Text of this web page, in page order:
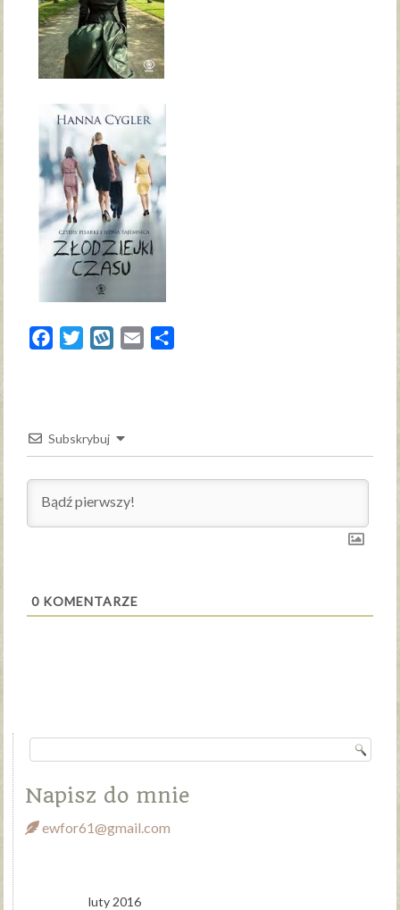
FacebookTwitterWykopEmail
Subskrybuj
0 KOMENTARZE
Napisz do mnie
ewfor61@gmail.com
luty 2016